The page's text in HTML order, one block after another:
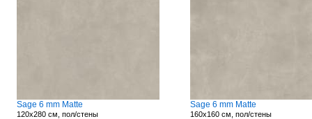
Sage 6 mm Matte
120x280 см, пол/стены
Sage 6 mm Matte
160x160 см, пол/стены